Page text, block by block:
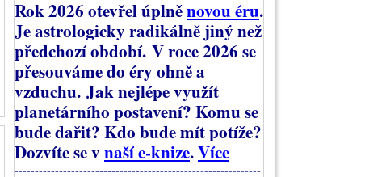
Rok 2026 otevřel úplněnovou éru.
Je astrologicky radikálně jiný než
předchozí období. V roce 2026 se
přesouváme do éry ohně a
vzduchu. Jak nejlépe využít
planetárního postavení? Komu se
bude dařit? Kdo bude mít potíže?
Dozvíte se vnaší e-knize.Více
-------------------------------------------------------------